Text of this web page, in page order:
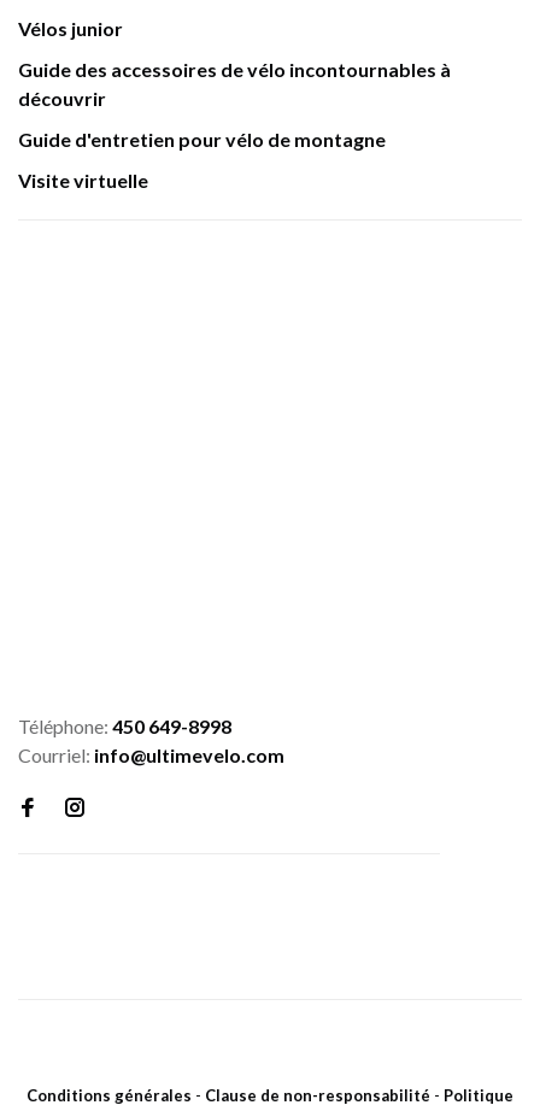
Vélos junior
Guide des accessoires de vélo incontournables à
découvrir
Guide d'entretien pour vélo de montagne
Visite virtuelle
Téléphone: 450 649-8998
Courriel: info@ultimevelo.com
Conditions générales - Clause de non-responsabilité - Politique